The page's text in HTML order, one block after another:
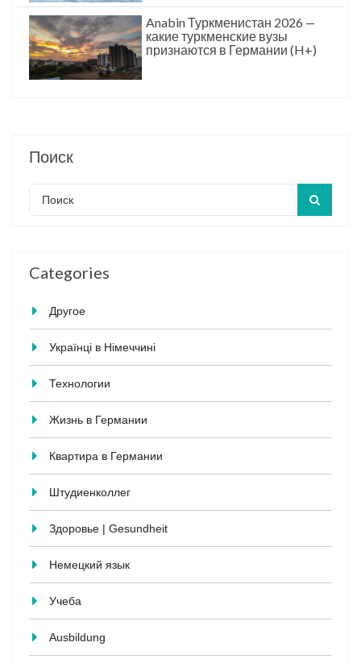
Anabin Туркменистан 2026 —
какие туркменские вузы
признаются в Германии (H+)
Поиск
Categories
Другое
Українці в Німеччині
Технологии
Жизнь в Германии
Квартира в Германии
Штудиенколлег
Здоровье | Gesundheit
Немецкий язык
Учеба
Ausbildung